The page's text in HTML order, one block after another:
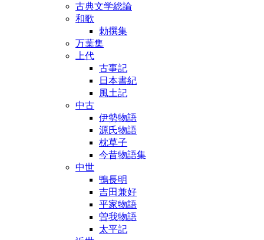
古典文学総論
和歌
勅撰集
万葉集
上代
古事記
日本書紀
風土記
中古
伊勢物語
源氏物語
枕草子
今昔物語集
中世
鴨長明
吉田兼好
平家物語
曽我物語
太平記